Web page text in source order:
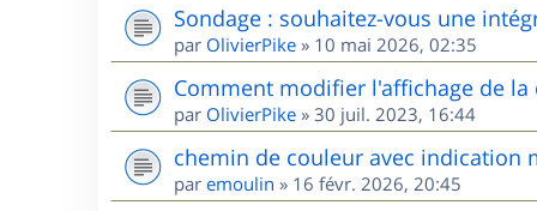
Sondage : souhaitez-vous une
par OlivierPike » 10 mai 2026, 02:35
Comment modifier l'affichage de
par OlivierPike » 30 juil. 2023, 16:44
chemin de couleur avec indication
par emoulin » 16 févr. 2026, 20:45